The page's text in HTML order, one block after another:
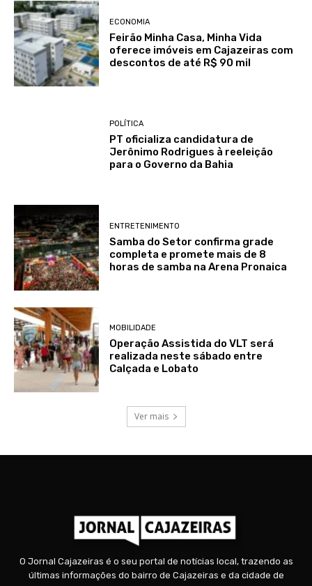
ECONOMIA
Feirão Minha Casa, Minha Vida
oferece imóveis em Cajazeiras com
descontos de até R$ 90 mil
POLÍTICA
PT oficializa candidatura de
Jerônimo Rodrigues à reeleição
para o Governo da Bahia
ENTRETENIMENTO
Samba do Setor confirma grade
completa e promete mais de 8
horas de samba na Arena Pronaica
MOBILIDADE
Operação Assistida do VLT será
realizada neste sábado entre
Calçada e Lobato
Ver mais
O Jornal Cajazeiras é o seu portal de notícias local, trazendo as
últimas informações do bairro de Cajazeiras e da cidade de